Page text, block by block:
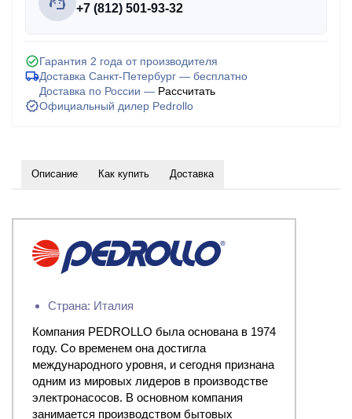
+7 (812) 501-93-32
Гарантия 2 года от производителя
Доставка Санкт-Петербург — бесплатно
Доставка по России — Рассчитать
Официальный дилер Pedrollo
Описание Как купить Доставка
Страна: Италия
Компания PEDROLLO была основана в 1974
году. Со временем она достигла
международного уровня, и сегодня признана
одним из мировых лидеров в производстве
электронасосов. В основном компания
занимается производством бытовых